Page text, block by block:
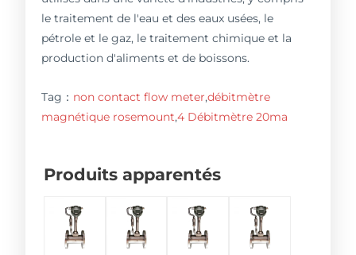
le traitement de l'eau et des eaux usées, le
pétrole et le gaz, le traitement chimique et la
production d'aliments et de boissons.
Tag： non contact flow meter,débitmètre
magnétique rosemount,4 Débitmètre 20ma
Produits apparentés